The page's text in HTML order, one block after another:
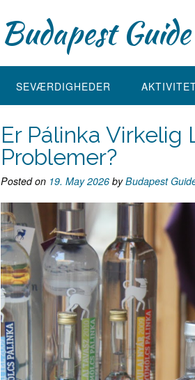
Budapest Guide
SEVÆRDIGHEDER
Er Pálinka Virkelig
Problemer?
Posted on 19. May 2026 byBudapest